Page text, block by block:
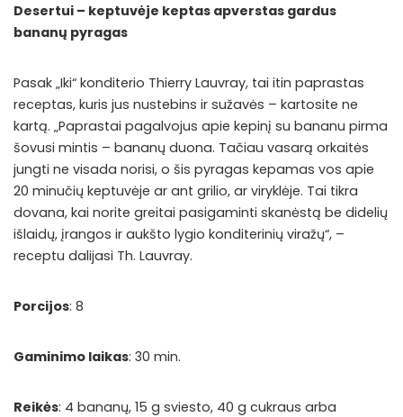
Desertui – keptuvėje keptas apverstas gardus
bananų pyragas
Pasak „Iki“ konditerio Thierry Lauvray, tai itin paprastas
receptas, kuris jus nustebins ir sužavės – kartosite ne
kartą. „Paprastai pagalvojus apie kepinį su bananu pirma
šovusi mintis – bananų duona. Tačiau vasarą orkaitės
jungti ne visada norisi, o šis pyragas kepamas vos apie
20 minučių keptuvėje ar ant grilio, ar viryklėje. Tai tikra
dovana, kai norite greitai pasigaminti skanėstą be didelių
išlaidų, įrangos ir aukšto lygio konditerinių viražų“, –
receptu dalijasi Th. Lauvray.
Porcijos: 8
Gaminimo laikas: 30 min.
Reikės: 4 bananų, 15 g sviesto, 40 g cukraus arba